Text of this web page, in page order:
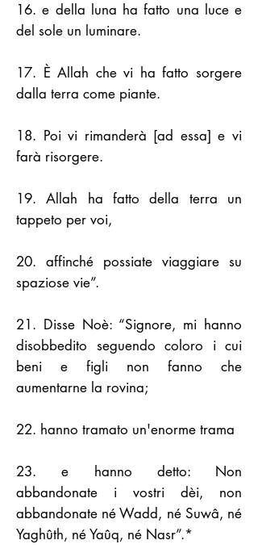
16. e della luna ha fatto una luce e
del sole un luminare.
17. È Allah che vi ha fatto sorgere
dalla terra come piante.
18. Poi vi rimanderà [ad essa] e vi
farà risorgere.
19. Allah ha fatto della terra un
tappeto per voi,
20. affinché possiate viaggiare su
spaziose vie”.
21. Disse Noè: “Signore, mi hanno
disobbedito seguendo coloro i cui
beni e figli non fanno che
aumentarne la rovina;
22. hanno tramato un'enorme trama
23. e hanno detto: Non
abbandonate i vostri dèi, non
abbandonate né Wadd, né Suwâ, né
Yaghûth, né Yaûq, né Nasr”.*